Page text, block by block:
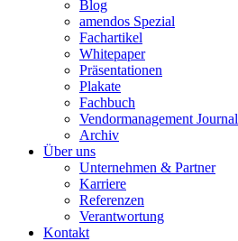
Blog
amendos Spezial
Fachartikel
Whitepaper
Präsentationen
Plakate
Fachbuch
Vendormanagement Journal
Archiv
Über uns
Unternehmen & Partner
Karriere
Referenzen
Verantwortung
Kontakt